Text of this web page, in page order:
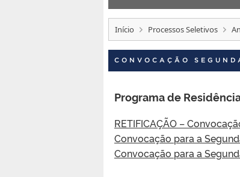
Início Processos Seletivos
CONVOCAÇÃO
Programa de
RETIFICAÇÃO –
Convocação para a
Convocação para a